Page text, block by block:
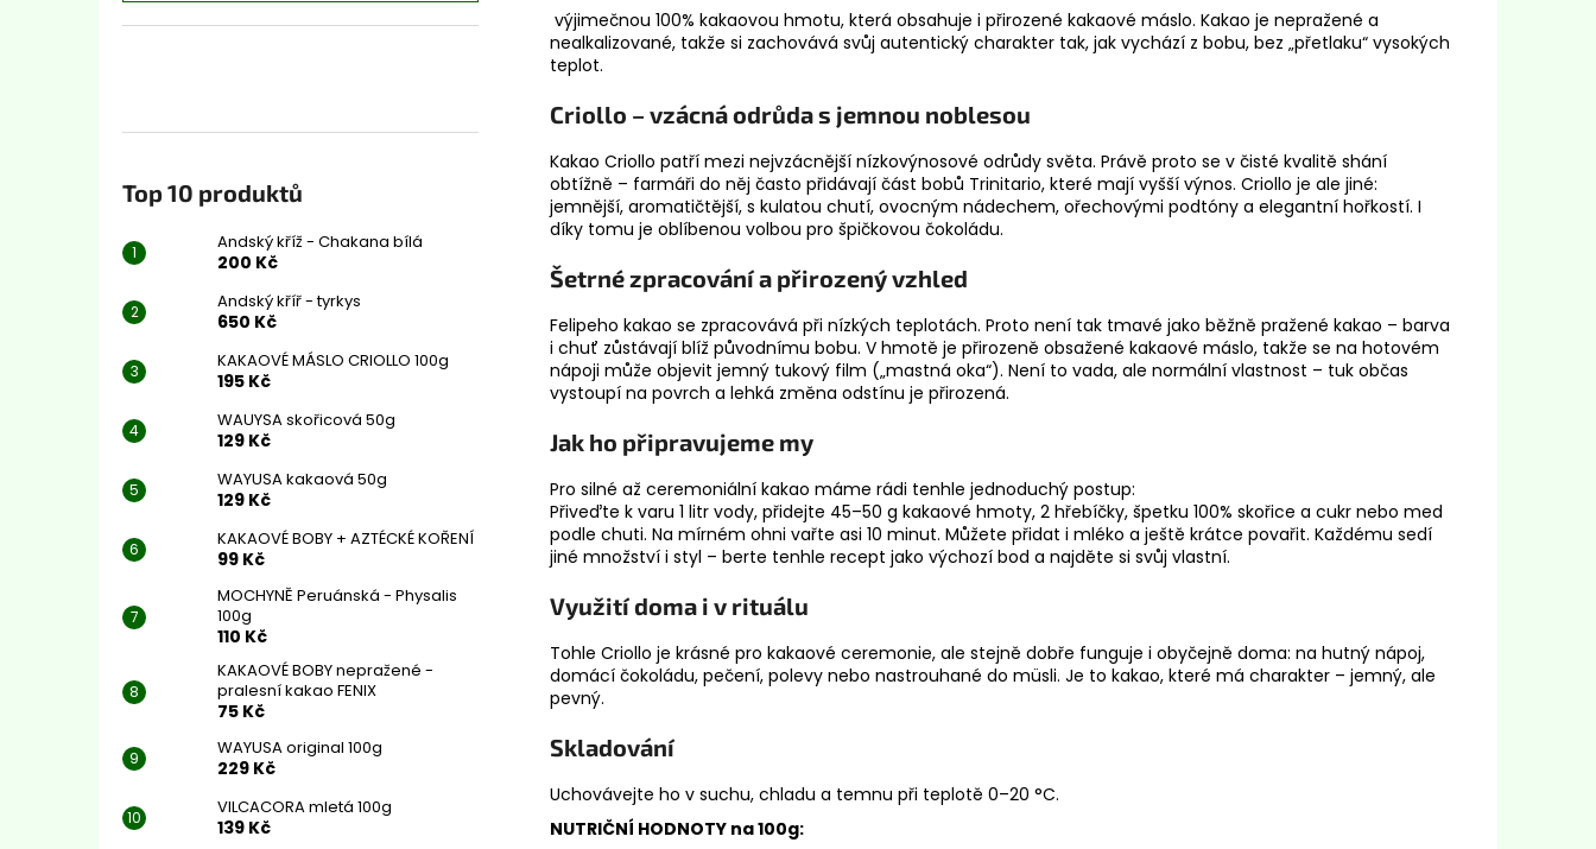
Top 10 produktů
Andský kříž - Chakana bílá
200 Kč
Andský kříř - tyrkys
650 Kč
KAKAOVÉ MÁSLO CRIOLLO 100g
195 Kč
WAUYSA skořicová 50g
129 Kč
WAYUSA kakaová 50g
129 Kč
KAKAOVÉ BOBY + AZTÉCKÉ KOŘENÍ
99 Kč
MOCHYNĚ Peruánská - Physalis
100g
110 Kč
KAKAOVÉ BOBY nepražené -
pralesní kakao FENIX
75 Kč
WAYUSA original 100g
229 Kč
VILCACORA mletá 100g
139 Kč
výjimečnou 100% kakaovou hmotu, která obsahuje i přirozené kakaové máslo. Kakao je nepražené a
nealkalizované, takže si zachovává svůj autentický charakter tak, jak vychází z bobu, bez „přetlaku“ vysokých
teplot.
Criollo – vzácná odrůda s jemnou noblesou
Kakao Criollo patří mezi nejvzácnější nízkovýnosové odrůdy světa. Právě proto se v čisté kvalitě shání
obtížně – farmáři do něj často přidávají část bobů Trinitario, které mají vyšší výnos. Criollo je ale jiné:
jemnější, aromatičtější, s kulatou chutí, ovocným nádechem, ořechovými podtóny a elegantní hořkostí. I
díky tomu je oblíbenou volbou pro špičkovou čokoládu.
Šetrné zpracování a přirozený vzhled
Felipeho kakao se zpracovává při nízkých teplotách. Proto není tak tmavé jako běžně pražené kakao – barva
i chuť zůstávají blíž původnímu bobu. V hmotě je přirozeně obsažené kakaové máslo, takže se na hotovém
nápoji může objevit jemný tukový film („mastná oka“). Není to vada, ale normální vlastnost – tuk občas
vystoupí na povrch a lehká změna odstínu je přirozená.
Jak ho připravujeme my
Pro silné až ceremoniální kakao máme rádi tenhle jednoduchý postup:
Přiveďte k varu 1 litr vody, přidejte 45–50 g kakaové hmoty, 2 hřebíčky, špetku 100% skořice a cukr nebo med
podle chuti. Na mírném ohni vařte asi 10 minut. Můžete přidat i mléko a ještě krátce povařit. Každému sedí
jiné množství i styl – berte tenhle recept jako výchozí bod a najděte si svůj vlastní.
Využití doma i v rituálu
Tohle Criollo je krásné pro kakaové ceremonie, ale stejně dobře funguje i obyčejně doma: na hutný nápoj,
domácí čokoládu, pečení, polevy nebo nastrouhané do müsli. Je to kakao, které má charakter – jemný, ale
pevný.
Skladování
Uchovávejte ho v suchu, chladu a temnu při teplotě 0–20 °C.
NUTRIČNÍ HODNOTY na 100g: